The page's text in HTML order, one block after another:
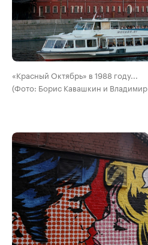
«Красный Октябрь» в 1988 году...
(Фото: Борис Кавашкин и